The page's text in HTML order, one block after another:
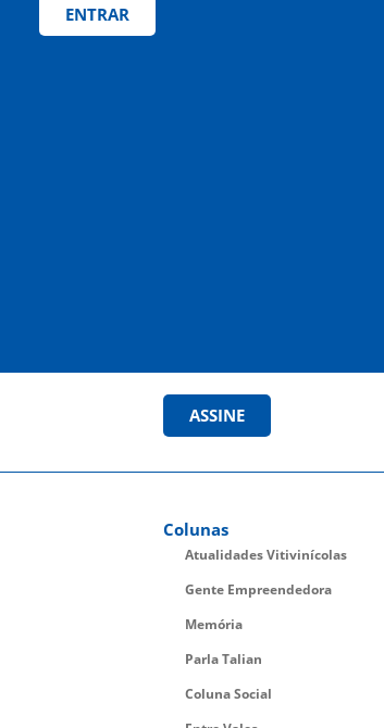
ENTRAR
ASSINE
Colunas
Atualidades Vitivinícolas
Gente Empreendedora
Memória
Parla Talian
Coluna Social